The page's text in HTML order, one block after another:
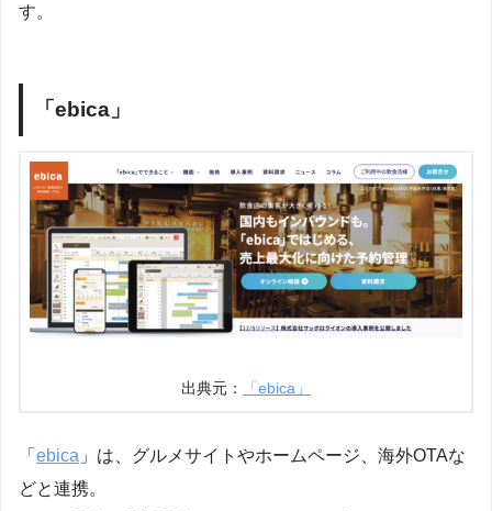
す。
「ebica」
出典元： 「ebica」
「 ebica 」は、グルメサイトやホームページ、海外OTAな
どと連携。